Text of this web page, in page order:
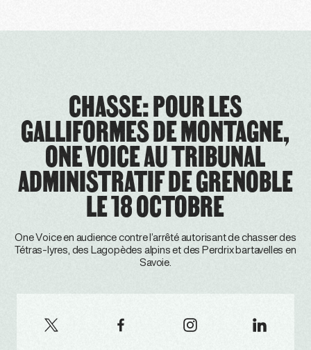
CHASSE: POUR LES
GALLIFORMES DE MONTAGNE,
ONE VOICE AU TRIBUNAL
ADMINISTRATIF DE GRENOBLE
LE 18 OCTOBRE
One Voice en audience contre l’arrêté autorisant de chasser des
Tétras-lyres, des Lagopèdes alpins et des Perdrix bartavelles en
Savoie.